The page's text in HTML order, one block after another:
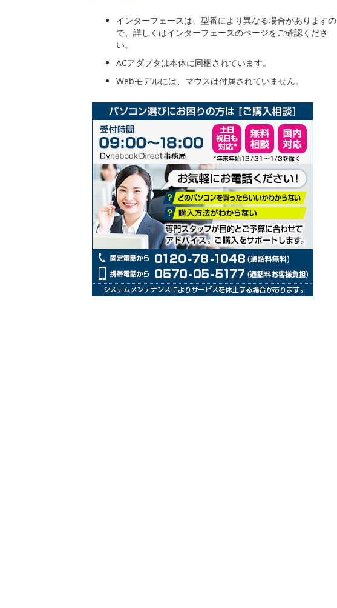
ー
初
に
移
動
インターフェースは、型番により異なる場合がありますの
で、詳しくはインターフェースのページをご確認くださ
い。
ACアダプタは本体に同梱されています。
Webモデルには、マウスは付属されていません。